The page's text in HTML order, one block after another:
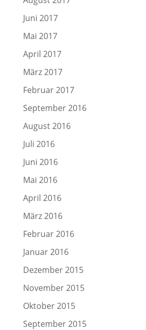
Juni 2017
Mai 2017
April 2017
März 2017
Februar 2017
September 2016
August 2016
Juli 2016
Juni 2016
Mai 2016
April 2016
März 2016
Februar 2016
Januar 2016
Dezember 2015
November 2015
Oktober 2015
September 2015